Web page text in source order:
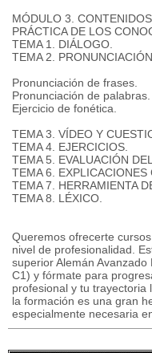
MÓDULO 3.
PRÁCTICA DE LOS
TEMA 1. DIÁLOGO.
TEMA 2.
Pronunciación de frases.
Pronunciación de palabras.
Ejercicio de fonética.
TEMA 3. VÍDEO Y
TEMA 4. EJERCICIOS.
TEMA 5. EVALUACIÓN
TEMA 6. EXPLICACIONES
TEMA 7. HERRAMIENTA
TEMA 8. LÉXICO.
Queremos ofrecerte
nivel de profesionalidad.
superior Alemán
C1) y fórmate para
profesional y tu trayectoria
la formación es una gran
especialmente necesaria